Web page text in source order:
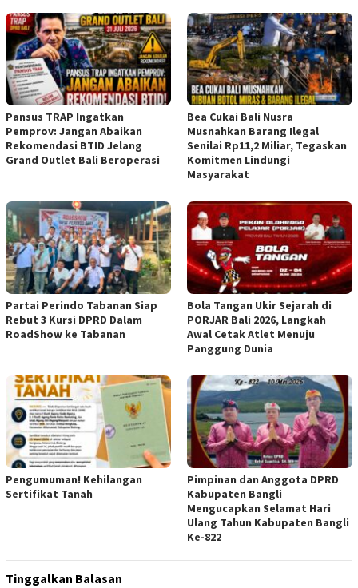
Pansus TRAP Ingatkan
Pemprov: Jangan Abaikan
Rekomendasi BTID Jelang
Grand Outlet Bali Beroperasi
Bea Cukai Bali Nusra
Musnahkan Barang Ilegal
Senilai Rp11,2 Miliar, Tegaskan
Komitmen Lindungi
Masyarakat
Partai Perindo Tabanan Siap
Rebut 3 Kursi DPRD Dalam
RoadShow ke Tabanan
Bola Tangan Ukir Sejarah di
PORJAR Bali 2026, Langkah
Awal Cetak Atlet Menuju
Panggung Dunia
Pengumuman! Kehilangan
Sertifikat Tanah
Pimpinan dan Anggota DPRD
Kabupaten Bangli
Mengucapkan Selamat Hari
Ulang Tahun Kabupaten Bangli
Ke-822
Tinggalkan Balasan